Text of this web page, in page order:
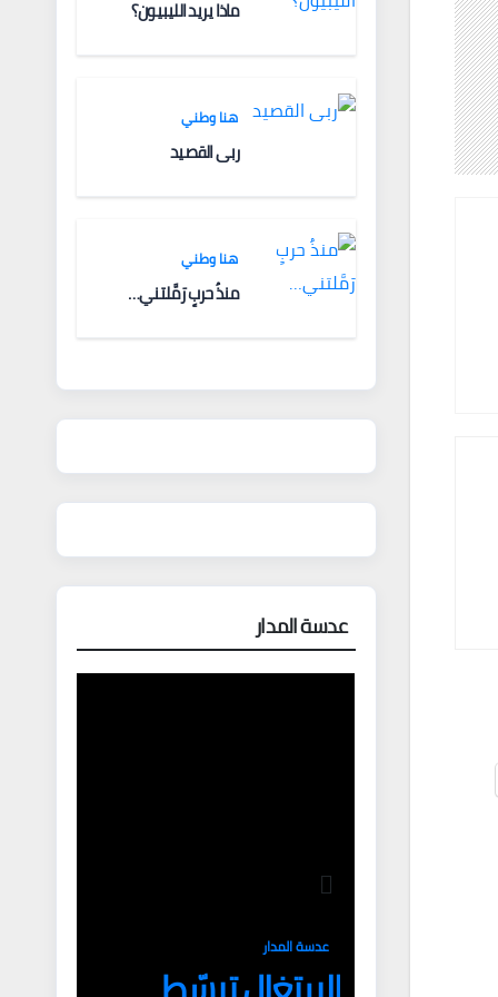
ماذا يريد الليبيون؟
هنا وطني
ربى القصيد
هنا وطني
منذُ حربٍ رَمَّلتني…
عدسة المدار
عدسة المدار